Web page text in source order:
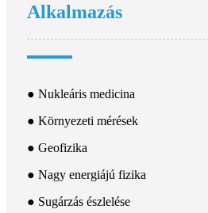
Alkalmazás
● Nukleáris medicina
● Környezeti mérések
● Geofizika
● Nagy energiájú fizika
● Sugárzás észlelése